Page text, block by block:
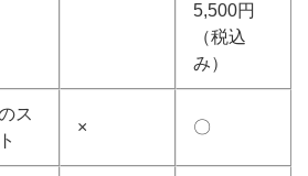
5,500円
（税込
み）
ス
× 〇